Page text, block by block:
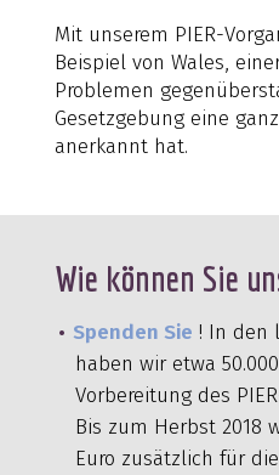
Mit unserem PIER-
Beispiel von Wales,
Problemen
Gesetzgebung eine
anerkannt hat.
Wie können Sie
Spenden Sie ! In den
haben wir etwa
Vorbereitung des
Bis zum Herbst 2018
Euro zusätzlich für